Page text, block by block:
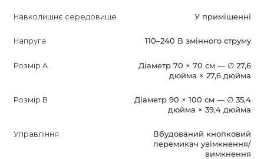
Навколишнє середовище У приміщенні
Напруга 110–240 В змінного струму
Розмір A
Діаметр 70 × 70 см — ∅ 27,6
дюйма × 27,6 дюйма
Розмір B
Діаметр 90 × 100 см — ∅ 35,4
дюйма × 39,4 дюйма
Управління
Вбудований кнопковий
перемикач увімкнення/
вимкнення